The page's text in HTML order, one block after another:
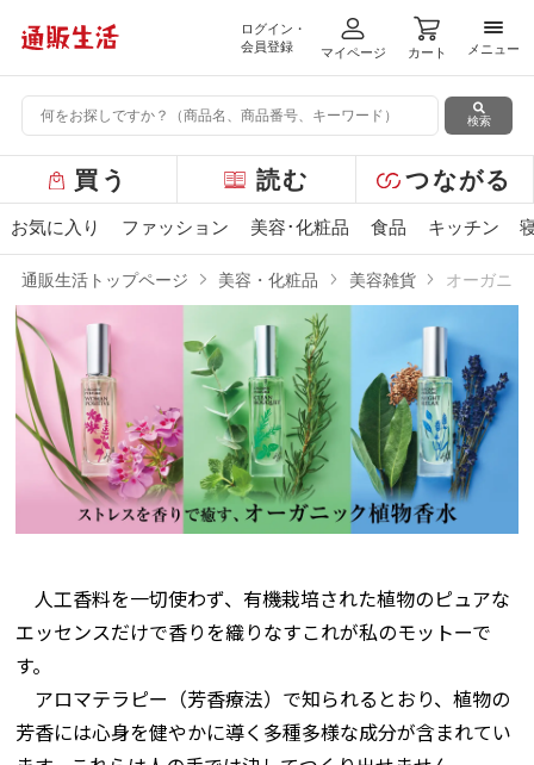
ログイン・
会員登録
マイページ カート
メニ
メニュー
検索
ー
バ
ニ
ュ
買う 読む つながる
お気に入り ファッション 美容･化粧品 食品 キッチン
通販生活トップページ 美容・化粧品 美容雑貨 オーガニ
人工香料を一切使わず、有機栽培された植物のピュアな
エッセンスだけで香りを織りなす――これが私のモットーで
す。
アロマテラピー（芳香療法）で知られるとおり、植物の
芳香には心身を健やかに導く多種多様な成分が含まれてい